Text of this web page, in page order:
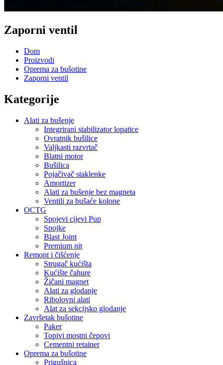
Zaporni ventil
Dom
Proizvodi
Oprema za bušotine
Zaporni ventil
Kategorije
Alati za bušenje
Integrirani stabilizator lopatice
Ovratnik bušilice
Valjkasti razvrtač
Blatni motor
Bušilica
Pojačivač staklenke
Amortizer
Alati za bušenje bez magneta
Ventili za bušaće kolone
OCTG
Spojevi cijevi Pup
Spojke
Blast Joint
Premium nit
Remont i čišćenje
Strugač kućišta
Kućište čahure
Žičani magnet
Alati za glodanje
Ribolovni alati
Alat za sekcijsko glodanje
Završetak bušotine
Paker
Topivi mostni čepovi
Cementni retainer
Oprema za bušotine
Prigušnica